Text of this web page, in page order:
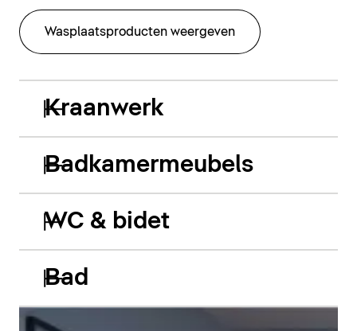
Wasplaatsproducten weergeven
Kraanwerk
Badkamermeubels
WC & bidet
Bad